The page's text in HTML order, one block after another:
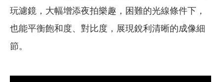
玩濾鏡，大幅增添夜拍樂趣，困難的光線條件下，
也能平衡飽和度、對比度，展現銳利清晰的成像細
節。